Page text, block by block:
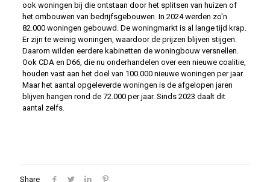
ook woningen bij die ontstaan door het splitsen van huizen of
het ombouwen van bedrijfsgebouwen. In 2024 werden zo'n
82.000 woningen gebouwd. De woningmarkt is al lange tijd krap.
Er zijn te weinig woningen, waardoor de prijzen blijven stijgen.
Daarom wilden eerdere kabinetten de woningbouw versnellen.
Ook CDA en D66, die nu onderhandelen over een nieuwe coalitie,
houden vast aan het doel van 100.000 nieuwe woningen per jaar.
Maar het aantal opgeleverde woningen is de afgelopen jaren
blijven hangen rond de 72.000 per jaar. Sinds 2023 daalt dit
aantal zelfs.
Share